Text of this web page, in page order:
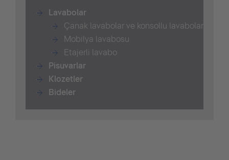
Lavabolar
Çanak lavabolar ve konsollu lavabolar
Mobilya lavabosu
Etajerli lavabo
Pisuvarlar
Klozetler
Bideler